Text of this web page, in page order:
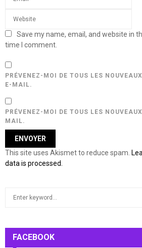
Save my name, email, and website in
time I comment.
PRÉVENEZ-MOI DE TOUS LES
E-MAIL.
PRÉVENEZ-MOI DE TOUS LES
MAIL.
This site uses Akismet to reduce spam.
data is processed.
FACEBOOK